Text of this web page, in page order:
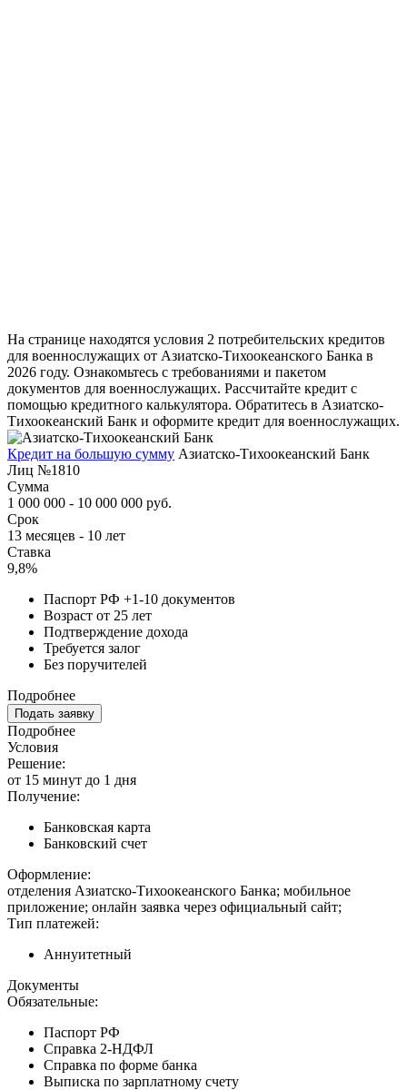
На странице находятся условия 2 потребительских кредитов
для военнослужащих от Азиатско-Тихоокеанского Банка в
2026 году. Ознакомьтесь с требованиями и пакетом
документов для военнослужащих. Рассчитайте кредит с
помощью кредитного калькулятора. Обратитесь в Азиатско-
Тихоокеанский Банк и оформите кредит для военнослужащих.
Кредит на большую сумму Азиатско-Тихоокеанский Банк
Лиц №1810
Сумма
1 000 000 - 10 000 000 руб.
Срок
13 месяцев - 10 лет
Ставка
9,8%
Паспорт РФ +1-10 документов
Возраст от 25 лет
Подтверждение дохода
Требуется залог
Без поручителей
Подробнее
Подать заявку
Подробнее
Условия
Решение:
от 15 минут до 1 дня
Получение:
Банковская карта
Банковский счет
Оформление:
отделения Азиатско-Тихоокеанского Банка; мобильное
приложение; онлайн заявка через официальный сайт;
Тип платежей:
Аннуитетный
Документы
Обязательные:
Паспорт РФ
Справка 2-НДФЛ
Справка по форме банка
Выписка по зарплатному счету